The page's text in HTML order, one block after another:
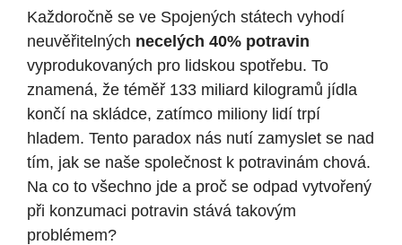
Každoročně se ve Spojených státech vyhodí
neuvěřitelných necelých 40% potravin
vyprodukovaných pro lidskou spotřebu. To
znamená, že téměř 133 miliard kilogramů jídla
končí na skládce, zatímco miliony lidí trpí
hladem. Tento paradox nás nutí zamyslet se nad
tím, jak se naše společnost k potravinám chová.
Na co to všechno jde a proč se odpad vytvořený
při konzumaci potravin stává takovým
problémem?